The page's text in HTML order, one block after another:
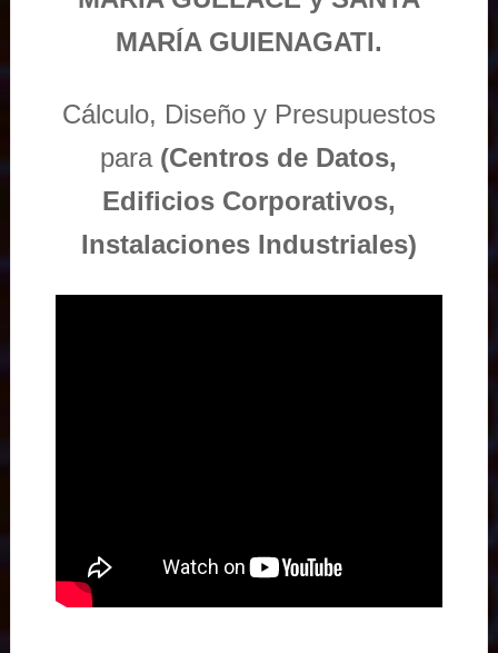
MARÍA GUIENAGATI.
Cálculo, Diseño y Presupuestos
para (Centros de Datos,
Edificios Corporativos,
Instalaciones Industriales)